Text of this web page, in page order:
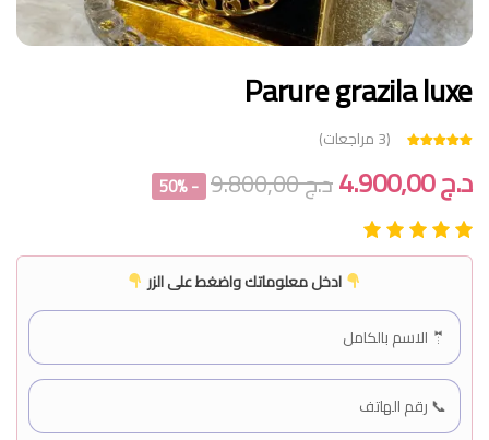
Parure grazila luxe
4.67
على تقييم
عملاء
(
3مراجعات)
د.ج4.900,00 د.ج9.800,00
- 50%
ادخل معلوماتك واضغط على الزر